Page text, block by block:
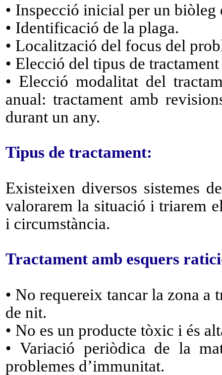
• Inspecció inicial per un biòleg
• Identificació de la plaga.
• Localització del focus del
• Elecció del tipus de
• Elecció modalitat del
anual: tractament amb
durant un any.
Tipus de tractament:
Existeixen diversos sistemes
valorarem la situació i triarem
i circumstància.
Tractament amb esquers
• No requereix tancar la zona
de nit.
• No es un producte tòxic i és
• Variació periòdica de la
problemes d’immunitat.